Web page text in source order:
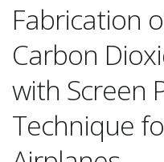
Fabrication
Carbon
with Screen
Technique